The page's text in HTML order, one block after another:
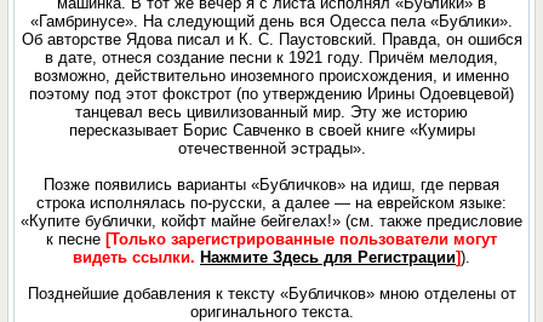
«Гамбринусе». На следующий день вся Одесса пела «Бублики».
Об авторстве Ядова писал и К. С. Паустовский. Правда, он ошибся
в дате, отнеся создание песни к 1921 году. Причём мелодия,
возможно, действительно иноземного происхождения, и именно
поэтому под этот фокстрот (по утверждению Ирины Одоевцевой)
танцевал весь цивилизованный мир. Эту же историю
пересказывает Борис Савченко в своей книге «Кумиры
отечественной эстрады».
Позже появились варианты «Бубличков» на идиш, где первая
строка исполнялась по-русски, а далее — на еврейском языке:
«Купите бублички, койфт майне бейгелах!» (см. также предисловие
к песне [Только зарегистрированные пользователи могут
видеть ссылки. Нажмите Здесь для Регистрации]).
Позднейшие добавления к тексту «Бубличков» мною отделены от
оригинального текста.